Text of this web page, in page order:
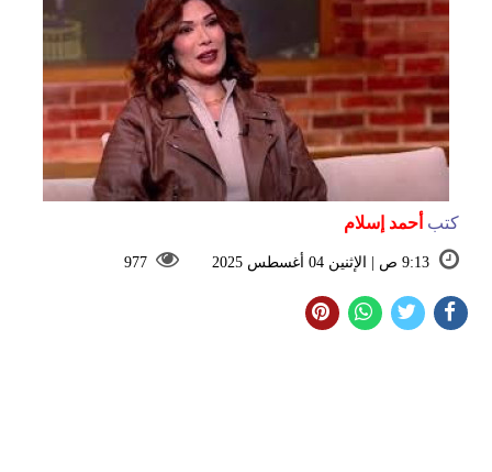
كتب أحمد إسلام
9:13 ص | الإثنين 04 أغسطس 2025 977